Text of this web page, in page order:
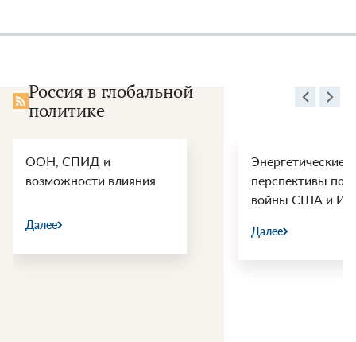
Россия в глобальной
политике
ООН, СПИД и
возможности влияния
Далее
Энергетические
перспективы
войны США и
Далее